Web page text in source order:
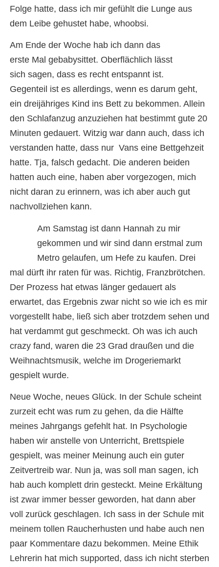
Folge hatte, dass ich mir gefühlt die Lunge aus
dem Leibe gehustet habe, whoobsi.
Am Ende der Woche hab ich dann das
erste Mal gebabysittet. Oberflächlich lässt
sich sagen, dass es recht entspannt ist.
Gegenteil ist es allerdings, wenn es darum geht,
ein dreijähriges Kind ins Bett zu bekommen. Allein
den Schlafanzug anzuziehen hat bestimmt gute 20
Minuten gedauert. Witzig war dann auch, dass ich
verstanden hatte, dass nur Vans eine Bettgehzeit
hatte. Tja, falsch gedacht. Die anderen beiden
hatten auch eine, haben aber vorgezogen, mich
nicht daran zu erinnern, was ich aber auch gut
nachvollziehen kann.
Am Samstag ist dann Hannah zu mir
gekommen und wir sind dann erstmal zum
Metro gelaufen, um Hefe zu kaufen. Drei
mal dürft ihr raten für was. Richtig, Franzbrötchen.
Der Prozess hat etwas länger gedauert als
erwartet, das Ergebnis zwar nicht so wie ich es mir
vorgestellt habe, ließ sich aber trotzdem sehen und
hat verdammt gut geschmeckt. Oh was ich auch
crazy fand, waren die 23 Grad draußen und die
Weihnachtsmusik, welche im Drogeriemarkt
gespielt wurde.
Neue Woche, neues Glück. In der Schule scheint
zurzeit echt was rum zu gehen, da die Hälfte
meines Jahrgangs gefehlt hat. In Psychologie
haben wir anstelle von Unterricht, Brettspiele
gespielt, was meiner Meinung auch ein guter
Zeitvertreib war. Nun ja, was soll man sagen, ich
hab auch komplett drin gesteckt. Meine Erkältung
ist zwar immer besser geworden, hat dann aber
voll zurück geschlagen. Ich sass in der Schule mit
meinem tollen Raucherhusten und habe auch nen
paar Kommentare dazu bekommen. Meine Ethik
Lehrerin hat mich supported, dass ich nicht sterben